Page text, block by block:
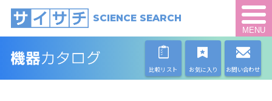
SCIENCE SEARCH
MENU
比較リスト お気に入り お問い合わせ